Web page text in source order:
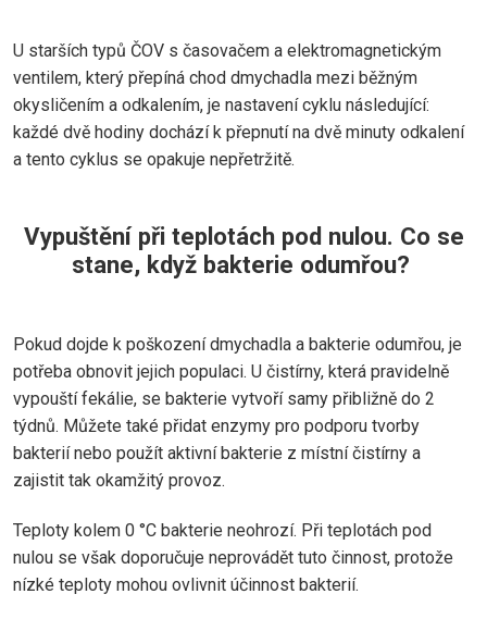
U starších typů ČOV s časovačem a elektromagnetickým
ventilem, který přepíná chod dmychadla mezi běžným
okysličením a odkalením, je nastavení cyklu následující:
každé dvě hodiny dochází k přepnutí na dvě minuty odkalení
a tento cyklus se opakuje nepřetržitě.
Vypuštění při teplotách pod nulou. Co se
stane, když bakterie odumřou?
Pokud dojde k poškození dmychadla a bakterie odumřou, je
potřeba obnovit jejich populaci. U čistírny, která pravidelně
vypouští fekálie, se bakterie vytvoří samy přibližně do 2
týdnů. Můžete také přidat enzymy pro podporu tvorby
bakterií nebo použít aktivní bakterie z místní čistírny a
zajistit tak okamžitý provoz.
Teploty kolem 0 °C bakterie neohrozí. Při teplotách pod
nulou se však doporučuje neprovádět tuto činnost, protože
nízké teploty mohou ovlivnit účinnost bakterií.